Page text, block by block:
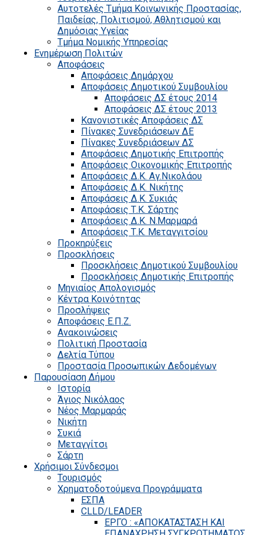
Αυτοτελές Τμήμα Κοινωνικής Προστασίας,
Παιδείας, Πολιτισμού, Αθλητισμού και
Δημόσιας Υγείας
Τμήμα Νομικής Υπηρεσίας
Ενημέρωση Πολιτών
Αποφάσεις
Αποφάσεις Δημάρχου
Αποφάσεις Δημοτικού Συμβουλίου
Αποφάσεις ΔΣ έτους 2014
Αποφάσεις ΔΣ έτους 2013
Κανονιστικές Αποφάσεις ΔΣ
Πίνακες Συνεδριάσεων ΔΕ
Πίνακες Συνεδριάσεων ΔΣ
Αποφάσεις Δημοτικής Επιτροπής
Αποφάσεις Οικονομικής Επιτροπής
Αποφάσεις Δ.Κ. Αγ.Νικολάου
Αποφάσεις Δ.Κ. Νικήτης
Αποφάσεις Δ.Κ. Συκιάς
Αποφάσεις Τ.Κ. Σάρτης
Αποφάσεις Δ.Κ. Ν.Μαρμαρά
Αποφάσεις Τ.Κ. Μεταγγιτσίου
Προκηρύξεις
Προσκλήσεις
Προσκλήσεις Δημοτικού Συμβουλίου
Προσκλήσεις Δημοτικής Επιτροπής
Μηνιαίος Απολογισμός
Κέντρα Κοινότητας
Προσλήψεις
Αποφάσεις Ε.Π.Ζ.
Ανακοινώσεις
Πολιτική Προστασία
Δελτία Τύπου
Προστασία Προσωπικών Δεδομένων
Παρουσίαση Δήμου
Ιστορία
Άγιος Νικόλαος
Νέος Μαρμαράς
Νικήτη
Συκιά
Μεταγγίτσι
Σάρτη
Χρήσιμοι Σύνδεσμοι
Τουρισμός
Χρηματοδοτούμενα Προγράμματα
ΕΣΠΑ
CLLD/LEADER
ΕΡΓΟ : «ΑΠΟΚΑΤΑΣΤΑΣΗ ΚΑΙ